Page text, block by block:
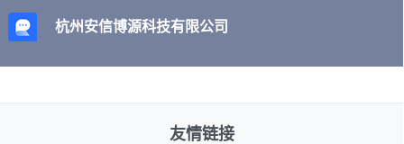
杭州安信博源科技有限公司
友情链接